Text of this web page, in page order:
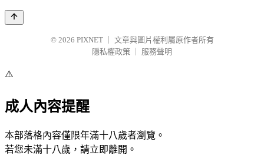
© 2026 PIXNET
文章與圖片權利屬原作者所有
隱私權政策
服務聲明
⚠️
成人內容提醒
本部落格內容僅限年滿十八歲者瀏覽。
若您未滿十八歲，請立即離開。